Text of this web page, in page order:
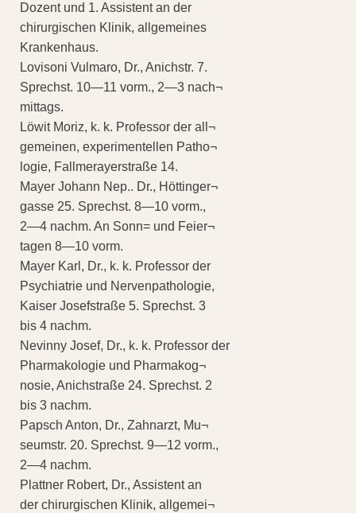
Dozent und 1. Assistent an der
chirurgischen Klinik, allgemeines
Krankenhaus.
Lovisoni Vulmaro, Dr., Anichstr. 7.
Sprechst. 10—11 vorm., 2—3 nach¬
mittags.
Löwit Moriz, k. k. Professor der all¬
gemeinen, experimentellen Patho¬
logie, Fallmerayerstraße 14.
Mayer Johann Nep.. Dr., Höttinger¬
gasse 25. Sprechst. 8—10 vorm.,
2—4 nachm. An Sonn= und Feier¬
tagen 8—10 vorm.
Mayer Karl, Dr., k. k. Professor der
Psychiatrie und Nervenpathologie,
Kaiser Josefstraße 5. Sprechst. 3
bis 4 nachm.
Nevinny Josef, Dr., k. k. Professor der
Pharmakologie und Pharmakog¬
nosie, Anichstraße 24. Sprechst. 2
bis 3 nachm.
Papsch Anton, Dr., Zahnarzt, Mu¬
seumstr. 20. Sprechst. 9—12 vorm.,
2—4 nachm.
Plattner Robert, Dr., Assistent an
der chirurgischen Klinik, allgemei¬